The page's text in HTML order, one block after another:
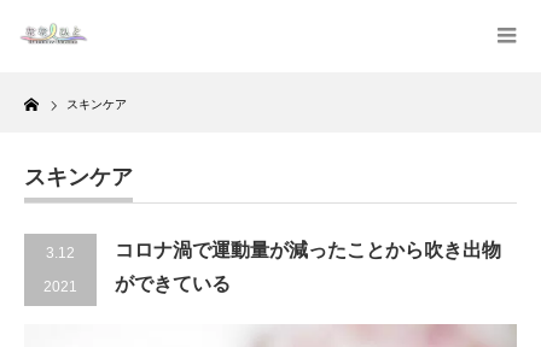
Home
スキンケア
スキンケア
3.12
2021
コロナ渦で運動量が減ったことから吹き出物
ができている